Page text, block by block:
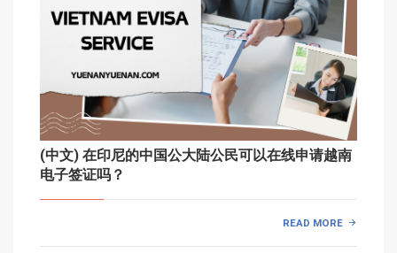
(中文) 在印尼的中国公大陆公民可以在线申请越南
电子签证吗？
READ MORE